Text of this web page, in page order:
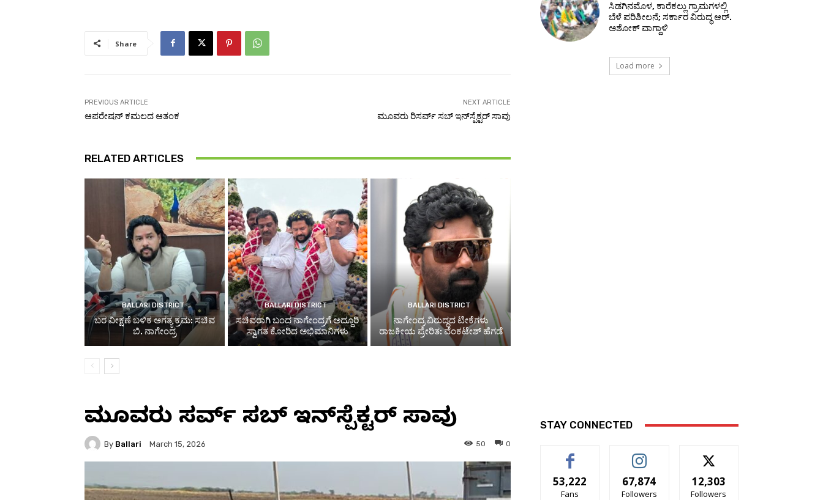
Share
PREVIOUS ARTICLE
ಆಪರೇಷನ್‌ ಕಮಲದ ಆತಂಕ
NEXT ARTICLE
ಮೂವರು ರಿಸರ್ವ್‌ ಸಬ್‌ ಇನ್‌ಸ್ಪೆಕ್ಟರ್‌ ಸಾವು
RELATED ARTICLES
BALLARI DISTRICT
ಬರ ವೀಕ್ಷಣೆ ಬಳಿಕ ಅಗತ್ಯ ಕ್ರಮ: ಸಚಿವ
ಬಿ. ನಾಗೇಂದ್ರ
BALLARI DISTRICT
ಸಚಿವರಾಗಿ ಬಂದ ನಾಗೇಂದ್ರಗೆ ಅದ್ದೂರಿ
ಸ್ವಾಗತ ಕೋರಿದ ಅಭಿಮಾನಿಗಳು
BALLARI DISTRICT
ನಾಗೇಂದ್ರ ವಿರುದ್ಧದ ಟೀಕೆಗಳು
ರಾಜಕೀಯ ಪ್ರೇರಿತ: ವೆಂಕಟೇಶ್ ಹೆಗಡೆ
ಸಿಡಗಿನಮೊಳ, ಕಾರೆಕಲ್ಲು ಗ್ರಾಮಗಳಲ್ಲಿ
ಬೆಳೆ ಪರಿಶೀಲನೆ; ಸರ್ಕಾರ ವಿರುದ್ಧ ಆರ್.
ಅಶೋಕ್ ವಾಗ್ದಾಳಿ
Load more